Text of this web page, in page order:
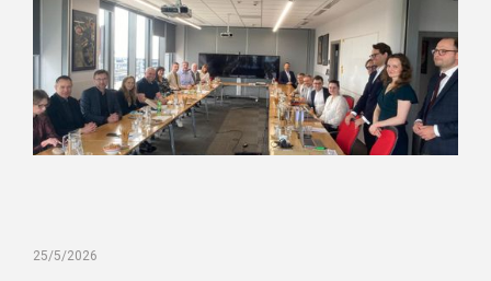
kaucyjnego w zakupach online.
25/5/2026